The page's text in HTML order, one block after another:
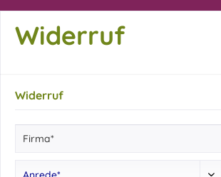
Widerruf
Widerruf